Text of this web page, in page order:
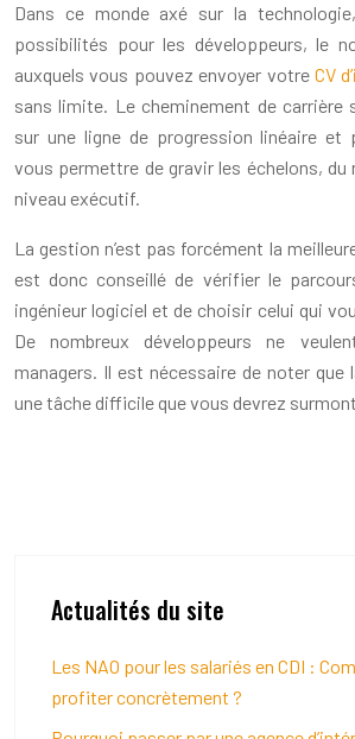
Dans ce monde axé sur la
possibilités pour les développeurs, le
auxquels vous pouvez envoyer votre CV
sans limite. Le cheminement de carrière
sur une ligne de progression linéaire et
vous permettre de gravir les échelons, du
niveau exécutif.
La gestion n’est pas forcément la
est donc conseillé de vérifier le
ingénieur logiciel et de choisir celui qui
De nombreux développeurs ne
managers. Il est nécessaire de noter
une tâche difficile que vous devrez
Actualités du site
Les NAO pour les salariés en CDI :
profiter concrètement ?